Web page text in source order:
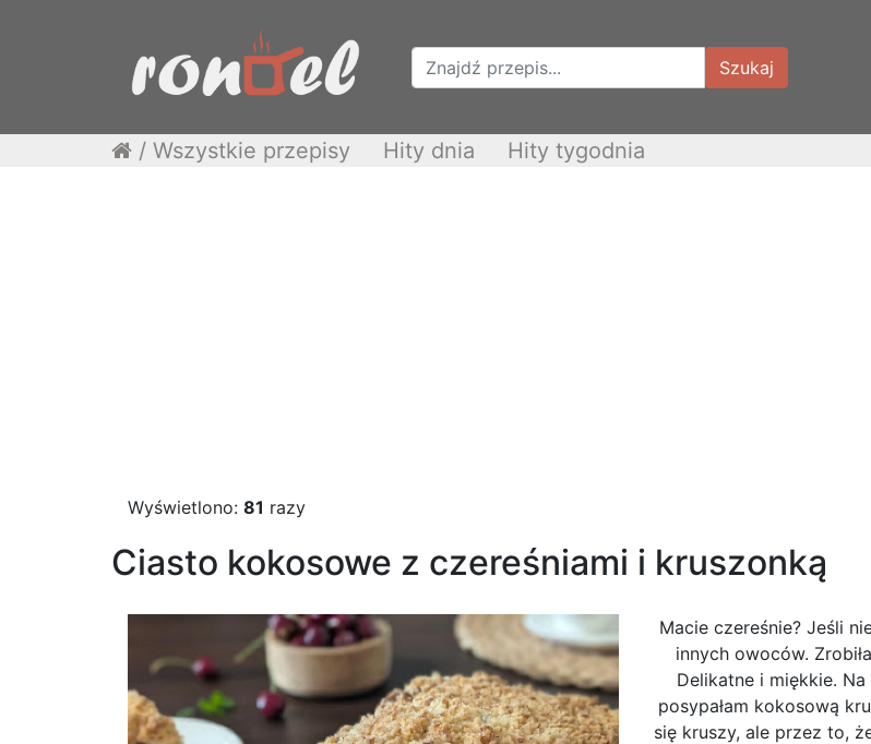
Szukaj
/ Wszystkie przepisy Hity dnia Hity tygodnia
Wyświetlono: 81 razy
Ciasto kokosowe z czereśniami i kruszonką
Macie czereśnie? Jeśli
innych owoców.
Delikatne i miękkie. Na
posypałam kokosową
się kruszy, ale przez to,